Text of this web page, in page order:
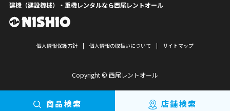
商品検索 店舗検索
建機（建設機械）・重機レンタルなら西尾レントオール
個人情報保護方針 個人情報の取扱いについて サイトマップ
Copyright © 西尾レントオール